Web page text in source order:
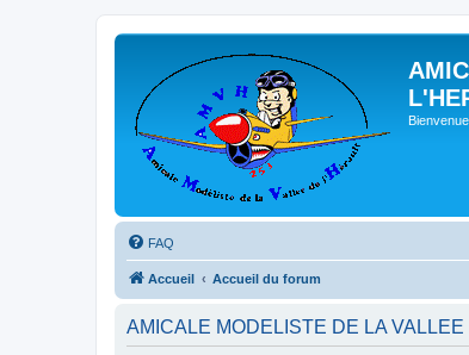
FAQ
Accueil Accueil du forum
AMICALE MODELISTE DE LA